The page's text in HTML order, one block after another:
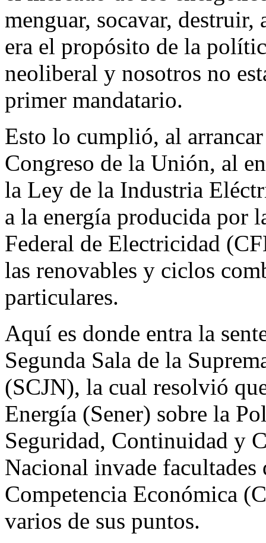
menguar, socavar, destruir,
era el propósito de la
neoliberal y nosotros no
primer mandatario.
Esto lo cumplió, al
Congreso de la Unión, al
la Ley de la Industria
a la energía producida por
Federal de Electricidad
las renovables y ciclos
particulares.
Aquí es donde entra la
Segunda Sala de la
(SCJN), la cual resolvió
Energía (Sener) sobre la
Seguridad, Continuidad y
Nacional invade
Competencia Económica
varios de sus puntos.